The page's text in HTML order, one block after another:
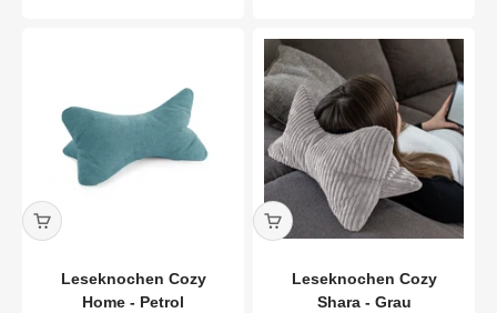
Leseknochen Cozy
Home - Petrol
Leseknochen Cozy
Shara - Grau